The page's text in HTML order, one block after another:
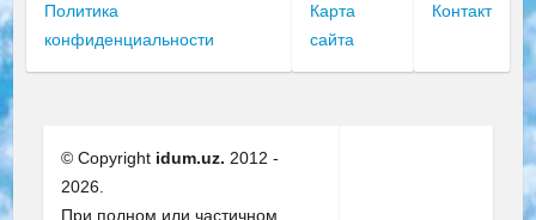
Политика
конфиденциальности
Карта
сайта
Контакт
© Copyright idum.uz. 2012 -
2026.
При полном или частичном